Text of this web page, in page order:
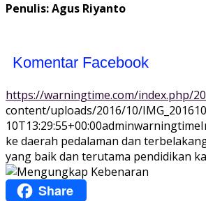
Penulis: Agus Riyanto
Komentar Facebook
https://warningtime.com/index.php/
content/uploads/2016/10/
10T13:29:55+00:00adminwarningtime
ke daerah pedalaman dan
yang baik dan terutama pendidikan
Share